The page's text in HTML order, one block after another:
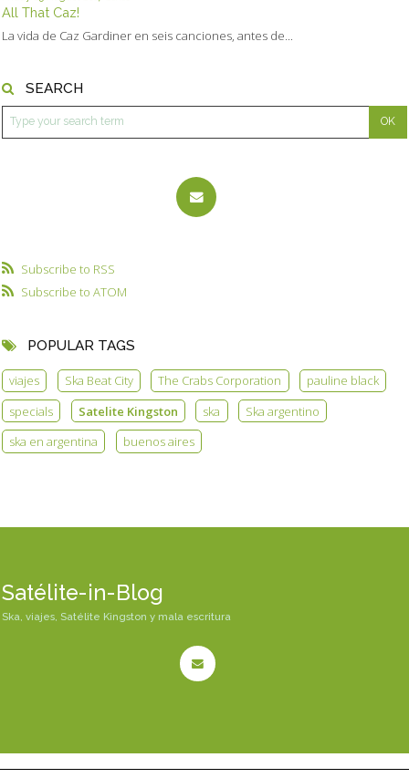
All That Caz!
La vida de Caz Gardiner en seis canciones, antes de...
SEARCH
Subscribe to RSS
Subscribe to ATOM
POPULAR TAGS
viajes Ska Beat City The Crabs Corporation
pauline black
specials
Satelite Kingston ska
Ska argentino
ska en argentina
buenos aires
Satélite-in-Blog
Ska, viajes, Satélite Kingston y mala escritura